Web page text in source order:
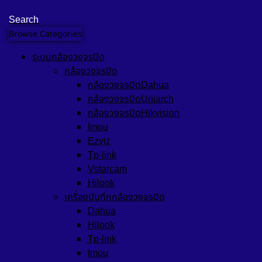
Search
Browse Categories
ระบบกล้องวงจรปิด
กล้องวงจรปิด
กล้องวงจรปิดDahua
กล้องวงจรปิดUniarch
กล้องวงจรปิดHikvision
Imou
Ezviz
Tp-link
Vstarcam
Hilook
เครื่องบันทึกกล้องวงจรปิด
Dahua
Hilook
Tp-link
Imou